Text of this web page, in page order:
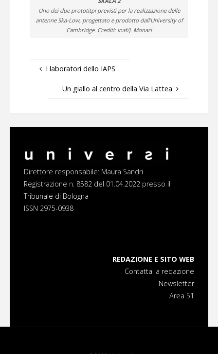
Uno dei due prototitpi previsti per la realizzazione delle
antenne Ska-Low, progettato e prodotto dall’University of
Cambridge. Crediti: Inaf/J. Monari
I laboratori dello IAPS
Un giallo al centro della Via Lattea
Direttore responsabile: Maura Sandri
Registrazione n. 8582 del 01.04.2022 presso il
Tribunale di Bologna
ISSN 2975-0938
REDAZIONE E SITO WEB
Contatta la redazione
Newsletter
Area 51